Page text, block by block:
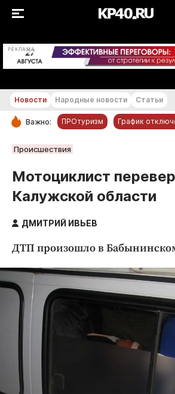
РЕКЛАМА +29...+30
РУБРИКИ
Новости компаний
Статьи
Народные новости
Авто и транспорт
Благоустройство
Криминал
Культура
Недвижимость и ЖКХ
Образование
Общество
Новости Народные новости Статьи
Важно: ПРОтуризм График
Происшествия
Мотоциклист
Калужской области
ДМИТРИЙ ИВЬЕВ
ДТП произошло в